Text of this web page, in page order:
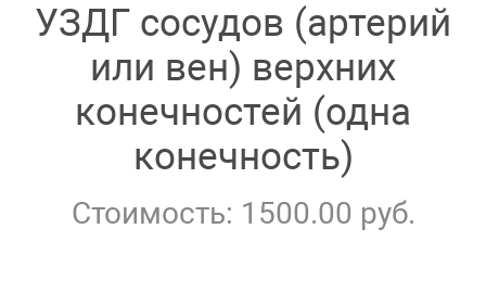
УЗДГ сосудов (артерий
или вен) верхних
конечностей (одна
конечность)
Стоимость: 1500.00 руб.